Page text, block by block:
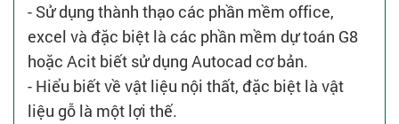
- Sử dụng thành thạo các phần mềm office,
excel và đặc biệt là các phần mềm dự toán G8
hoặc Acit biết sử dụng Autocad cơ bản.
- Hiểu biết về vật liệu nội thất, đặc biệt là vật
liệu gỗ là một lợi thế.